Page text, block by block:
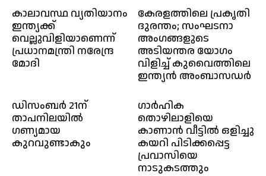
കാലാവസ്ഥ വ്യതിയാനം
ഇന്ത്യക്ക്
വെല്ലുവിളിയാണെന്ന്
പ്രധാനമന്ത്രി നരേന്ദ്ര
മോദി
കേരളത്തിലെ പ്രകൃതി
ദുരന്തം; സംഘടനാ
അംഗങ്ങളുടെ
അടിയന്തര യോഗം
വിളിച്ച് കുവൈത്തിലെ
ഇന്ത്യൻ അംബാസഡർ
ഡിസംബർ 21ന്
താപനിലയിൽ
ഗണ്യമായ
കുറവുണ്ടാകും
ഗാർഹിക
തൊഴിലാളിയെ
കാണാൻ വീട്ടിൽ ഒളിച്ചു
കയറി പിടിക്കപ്പെട്ട
പ്രവാസിയെ
നാടുകടത്തും